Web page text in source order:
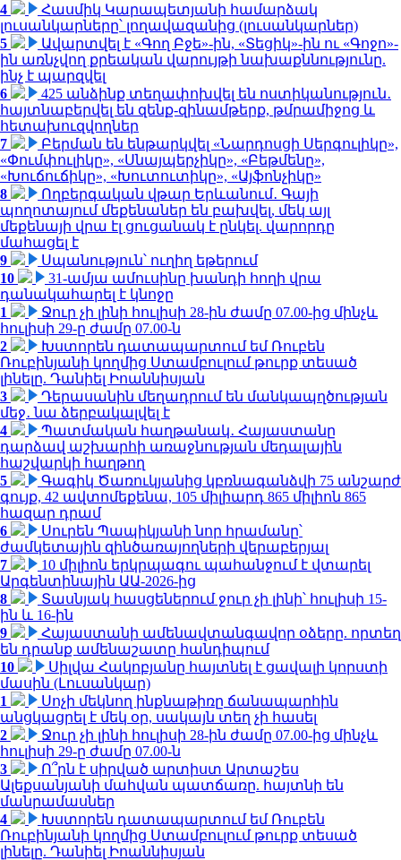
4
Հասմիկ Կարապետյանի համարձակ
լուսանկարները՝ լողավազանից (լուսանկարներ)
5
Ավարտվել է «Գող Բջե»-ին, «Տեցիկ»-ին ու «Գոջո»-
ին առնչվող քրեական վարույթի նախաքննությունը.
ինչ է պարզվել
6
425 անձինք տեղափոխվել են ոստիկանություն․
հայտնաբերվել են զենք-զինամթերք, թմրամիջոց և
հետախուզվողներ
7
Բերման են ենթարկվել «Նարդոսցի Սերգուլիկը»,
«Փումփուլիկը», «Սնայպերչիկը», «Բեթմենը»,
«Խուճուճիկը», «Խուտուտիկը», «Այֆոնչիկը»
8
Ողբերգական վթար Երևանում․ Գայի
պողոտայում մեքենաներ են բախվել, մեկ այլ
մեքենայի վրա էլ ցուցանակ է ընկել. վարորդը
մահացել է
9
Սպանություն՝ ուղիղ եթերում
10
31-ամյա ամուսինը խանդի հողի վրա
դանակահարել է կնոջը
1
Ջուր չի լինի հուլիսի 28-ին ժամը 07.00-ից մինչև
հուլիսի 29-ը ժամը 07.00-ն
2
Խստորեն դատապարտում եմ Ռուբեն
Ռուբինյանի կողմից Ստամբուլում թուրք տեսած
լինելը. Դանիել Իոաննիսյան
3
Դերասանին մեղադրում են մանկապղծության
մեջ․ նա ձերբակալվել է
4
Պատմական հաղթանակ․ Հայաստանը
դարձավ աշխարհի առաջնության մեդալային
հաշվարկի հաղթող
5
Գագիկ Ծառուկյանից կբռնագանձվի 75 անշարժ
գույք, 42 ավտոմեքենա, 105 միլիարդ 865 միլիոն 865
հազար դրամ
6
Սուրեն Պապիկյանի նոր հրամանը՝
ժամկետային զինծառայողների վերաբերյալ
7
10 միլիոն երկրպագու պահանջում է վտարել
Արգենտինային ԱԱ-2026-ից
8
Տասնյակ հասցեներում ջուր չի լինի՝ հուլիսի 15-
ին և 16-ին
9
Հայաստանի ամենավտանգավոր օձերը. որտեղ
են դրանք ամենաշատը հանդիպում
10
Սիլվա Հակոբյանը հայտնել է ցավալի կորստի
մասին (Լուսանկար)
1
Սոչի մեկնող ինքնաթիռը ճանապարհին
անցկացրել է մեկ օր, սակայն տեղ չի հասել
2
Ջուր չի լինի հուլիսի 28-ին ժամը 07.00-ից մինչև
հուլիսի 29-ը ժամը 07.00-ն
3
Ո՞րն է սիրված արտիստ Արտաշես
Ալեքսանյանի մահվան պատճառը. հայտնի են
մանրամասներ
4
Խստորեն դատապարտում եմ Ռուբեն
Ռուբինյանի կողմից Ստամբուլում թուրք տեսած
լինելը. Դանիել Իոաննիսյան